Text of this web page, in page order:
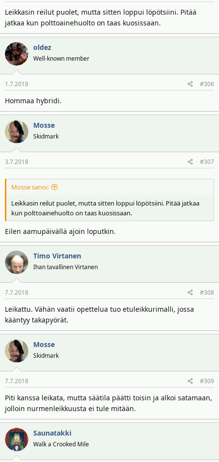
Leikkasin reilut puolet, mutta sitten loppui löpötsiini. Pitää
jatkaa kun polttoainehuolto on taas kuosissaan.
oldez
Well-known member
1.7.2018 #306
Hommaa hybridi.
Mosse
Skidmark
3.7.2018 #307
Mosse sanoi:
Leikkasin reilut puolet, mutta sitten loppui löpötsiini. Pitää jatkaa
kun polttoainehuolto on taas kuosissaan.
Eilen aamupäivällä ajoin loputkin.
Timo Virtanen
Ihan tavallinen Virtanen
7.7.2018 #308
Leikattu. Vähän vaatii opettelua tuo etuleikkurimalli, jossa
kääntyy takapyörät.
Mosse
Skidmark
7.7.2018 #309
Piti kanssa leikata, mutta säätila päätti toisin ja alkoi satamaan,
jolloin nurmenleikkuusta ei tule mitään.
Saunatakki
Walk a Crooked Mile